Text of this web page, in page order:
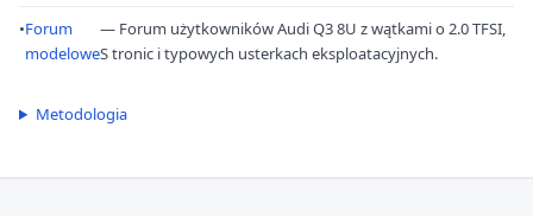
•Forum
modelowe
— Forum użytkowników Audi Q3 8U z wątkami o 2.0 TFSI,
S tronic i typowych usterkach eksploatacyjnych.
Metodologia